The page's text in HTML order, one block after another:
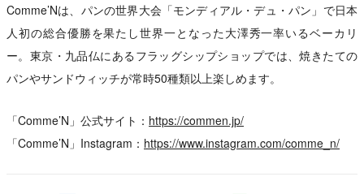
Comme’Nは、パンの世界大会「モンディアル・デュ・パン」で日本
人初の総合優勝を果たし世界一となった大澤秀一率いるベーカリ
ー。東京・九品仏にあるフラッグシップショップでは、焼きたての
パンやサンドウィッチが常時50種類以上楽しめます。
「Comme’N」公式サイト： https://commen.jp/
「Comme’N」Instagram： https://www.instagram.com/comme_n/